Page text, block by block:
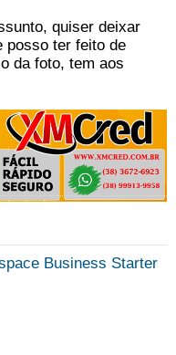
quiser deixar
posso ter feito de
da foto, tem aos
Business Starter